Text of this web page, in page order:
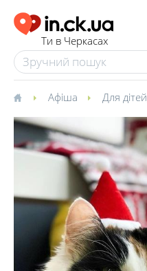
Ти в Черкасах
Афіша Для дітей